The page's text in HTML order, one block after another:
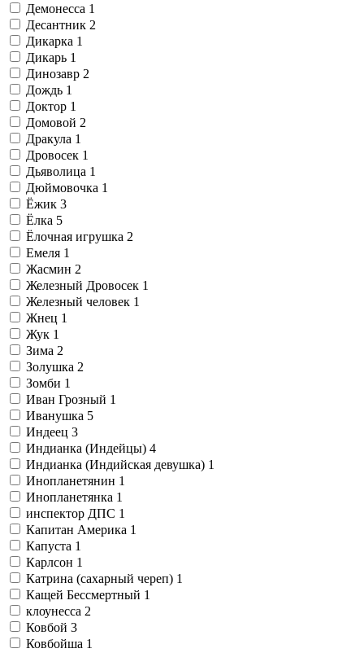
Демонесса 1
Десантник 2
Дикарка 1
Дикарь 1
Динозавр 2
Дождь 1
Доктор 1
Домовой 2
Дракула 1
Дровосек 1
Дьяволица 1
Дюймовочка 1
Ёжик 3
Ёлка 5
Ёлочная игрушка 2
Емеля 1
Жасмин 2
Железный Дровосек 1
Железный человек 1
Жнец 1
Жук 1
Зима 2
Золушка 2
Зомби 1
Иван Грозный 1
Иванушка 5
Индеец 3
Индианка (Индейцы) 4
Индианка (Индийская девушка) 1
Инопланетянин 1
Инопланетянка 1
инспектор ДПС 1
Капитан Америка 1
Капуста 1
Карлсон 1
Катрина (сахарный череп) 1
Кащей Бессмертный 1
клоунесса 2
Ковбой 3
Ковбойша 1